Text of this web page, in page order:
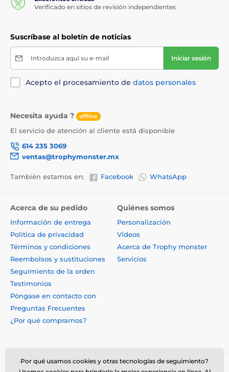
Verificado en sitios de revisión independientes
Suscríbase al boletín de noticias
Introduzca aquí su e-mail Iniciar sesión
Acepto el procesamiento de datos personales
Necesita ayuda ? offline
El servicio de atención al cliente está disponible
614 235 3069
ventas@trophymonster.mx
También estamos en: Facebook WhatsApp
Acerca de su pedido
Información de entrega
Política de privacidad
Términos y condiciones
Reembolsos y sustituciones
Seguimiento de la orden
Testimonios
Póngase en contacto con
Preguntas Frecuentes
¿Por qué comprarnos?
Quiénes somos
Personalización
Vídeos
Acerca de Trophy monster
Servicios
Por qué usamos cookies y otras tecnologías de seguimiento?